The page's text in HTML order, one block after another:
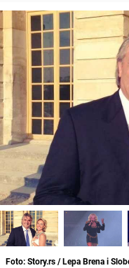
Foto: Story.rs / Lepa Brena i